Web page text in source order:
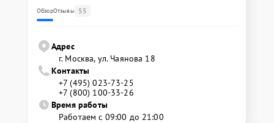
ОбзорОтзывы 55
Адрес
г. Москва, ул. Чаянова 18
Контакты
+7 (495) 023-73-25
+7 (800) 100-33-26
Время работы
Работаем с 09:00 до 21:00